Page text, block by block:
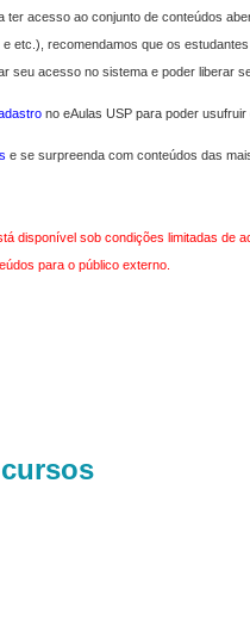
ter acesso ao conjunto de conteúdos
etc.), recomendamos que os
seu acesso no sistema e poder liberar
no eAulas USP para poder
e se surpreenda com conteúdos das
disponível sob condições limitadas de
para o público externo.